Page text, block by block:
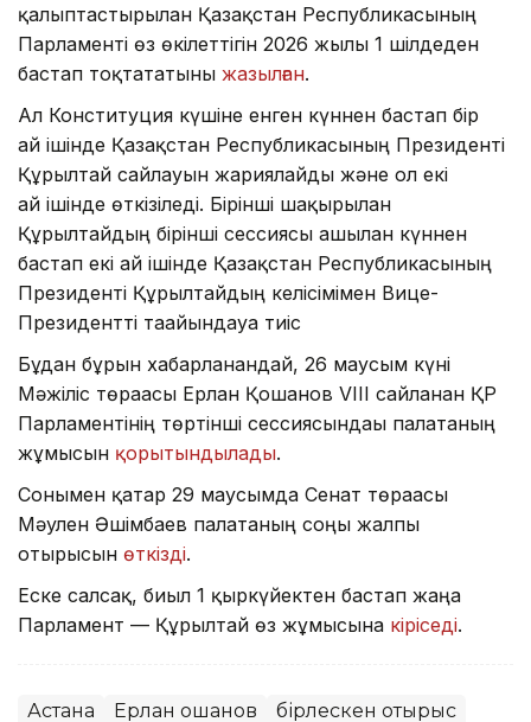
қалыптастырылған Қазақстан Республикасының
Парламенті өз өкілеттігін 2026 жылғы 1 шілдеден
бастап тоқтататыны жазылған.
Ал Конституция күшіне енген күннен бастап бір
ай ішінде Қазақстан Республикасының Президенті
Құрылтай сайлауын жариялайды және ол екі
ай ішінде өткізіледі. Бірінші шақырылған
Құрылтайдың бірінші сессиясы ашылған күннен
бастап екі ай ішінде Қазақстан Республикасының
Президенті Құрылтайдың келісімімен Вице-
Президентті тағайындауға тиіс
Бұдан бұрын хабарланғандай, 26 маусым күні
Мәжіліс төрағасы Ерлан Қошанов VIII сайланған ҚР
Парламентінің төртінші сессиясындағы палатаның
жұмысын қорытындылады.
Сонымен қатар 29 маусымда Сенат төрағасы
Мәулен Әшімбаев палатаның соңғы жалпы
отырысын өткізді.
Еске салсақ, биыл 1 қыркүйектен бастап жаңа
Парламент — Құрылтай өз жұмысына кіріседі.
Астана Ерлан Қошанов бірлескен отырыс